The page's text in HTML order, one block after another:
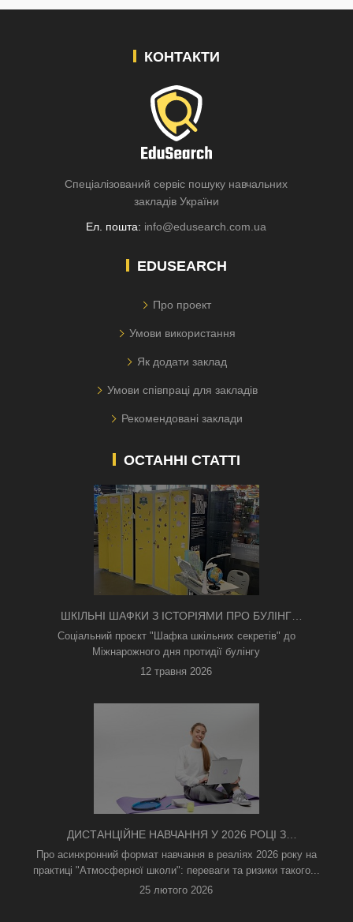
КОНТАКТИ
Спеціалізований сервіс пошуку навчальних
закладів України
Ел. пошта: info@edusearch.com.ua
EDUSEARCH
Про проект
Умови використання
Як додати заклад
Умови співпраці для закладів
Рекомендовані заклади
ОСТАННІ СТАТТІ
ШКІЛЬНІ ШАФКИ З ІСТОРІЯМИ ПРО БУЛІНГ
З'ЯВИЛИСЯ В КИЄВІ
Соціальний проєкт "Шафка шкільних секретів" до
Міжнарожного дня протидії булінгу
12 травня 2026
ДИСТАНЦІЙНЕ НАВЧАННЯ У 2026 РОЦІ З
ТРИВОГАМИ ТА БЕЗ СВІТЛА: ЯК АСИНХРОННИЙ
ФОРМАТ РЯТУЄ ОСВІТНІЙ ПРОЦЕС
Про асинхронний формат навчання в реаліях 2026 року на
практиці "Атмосферної школи": переваги та ризики такого...
25 лютого 2026